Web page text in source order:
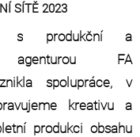
SÍTĚ 2023
s produkční a
agenturou FA
spolupráce, v
kreativu a
produkci obsahu